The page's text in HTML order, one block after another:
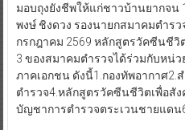
มอบถุงยังชีพให้แก่ชาวบ้านยากจน
พงษ์ ชิงดวง รองนายกสมาคมตำรว
กรกฎาคม 2569 หลักสูตรวัคซีนชีวิ
3 ของสมาคมตำรวจได้ร่วมกับหน่
ภาคเอกชน ดังนี้1.กองทัพอากาศ
ตำรวจ4.หลักสูตรวัคซีนชีวิตเพื่อสั
บัญชาการตำรวจตระเวนชายแดน